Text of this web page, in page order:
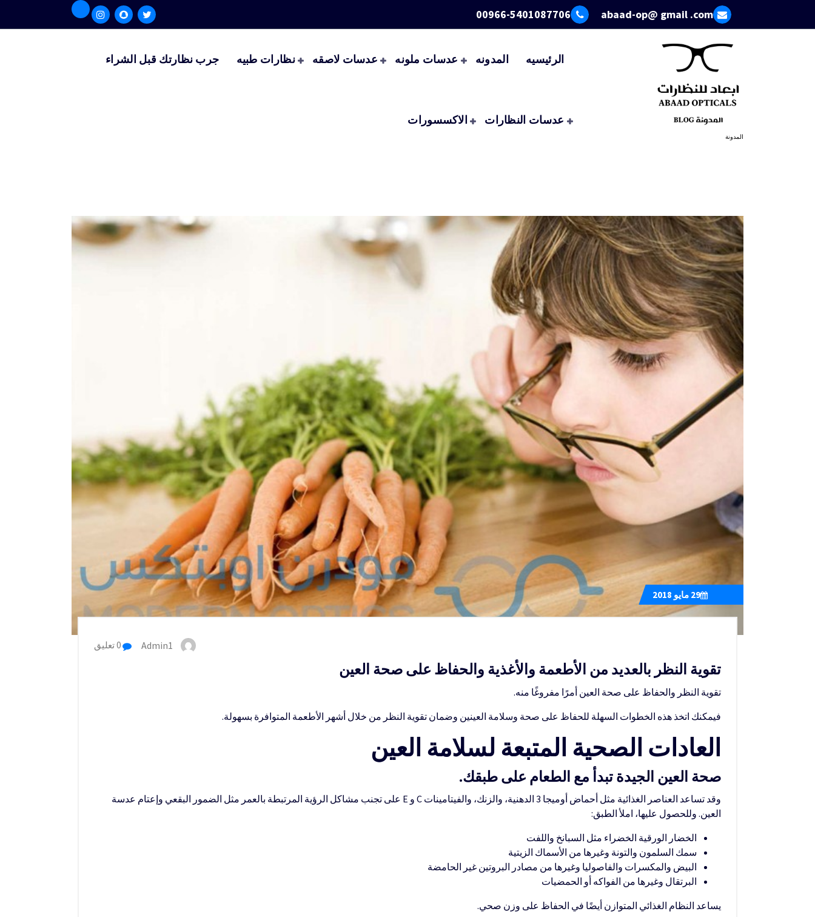
abaad-op@ gmail .com
00966-5401087706
المدونة
الرئيسيه المدونه عدسات ملونه عدسات لاصقه نظارات طبيه جرب نظارتك قبل الشراء
عدسات النظارات الاكسسورات
29 مايو 2018
Admin1
تقوية النظر بالعديد من الأطعمة والأغذية والحفاظ على صحة العين
تقوية النظر والحفاظ على صحة العين أمرًا مفروغًا منه.
فيمكنك اتخذ هذه الخطوات السهلة للحفاظ على صحة وسلامة العينين وضمان تقوية النظر من خلال أشهر الأطعمة المتوافرة بسهولة.
العادات الصحية المتبعة لسلامة العين
صحة العين الجيدة تبدأ مع الطعام على طبقك.
وقد تساعد العناصر الغذائية مثل أحماض أوميجا 3 الدهنية، والزنك، والفيتامينات C و E على تجنب مشاكل الرؤية المرتبطة بالعمر مثل الضمور البقعي وإعتام عدسة
العين. وللحصول عليها، املأ الطبق:
الخضار الورقية الخضراء مثل السبانخ واللفت
سمك السلمون والتونة وغيرها من الأسماك الزيتية
البيض والمكسرات والفاصوليا وغيرها من مصادر البروتين غير الحامضة
البرتقال وغيرها من الفواكه أو الحمضيات
يساعد النظام الغذائي المتوازن أيضًا في الحفاظ على وزن صحي.